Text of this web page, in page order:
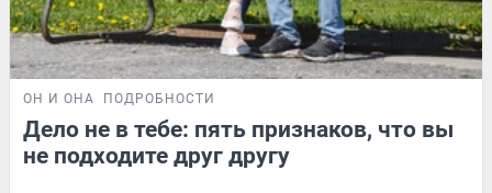
ОН И ОНА ПОДРОБНОСТИ
Дело не в тебе: пять признаков, что вы
не подходите друг другу